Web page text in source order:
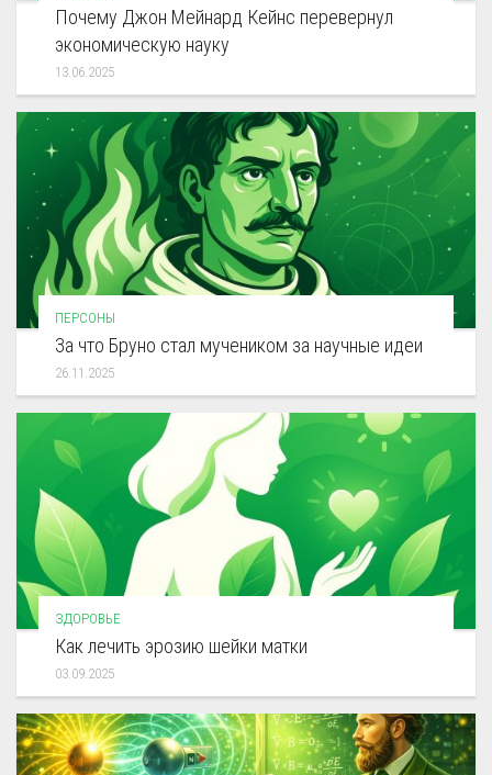
Почему Джон Мейнард Кейнс перевернул
экономическую науку
13.06.2025
ПЕРСОНЫ
За что Бруно стал мучеником за научные идеи
26.11.2025
ЗДОРОВЬЕ
Как лечить эрозию шейки матки
03.09.2025